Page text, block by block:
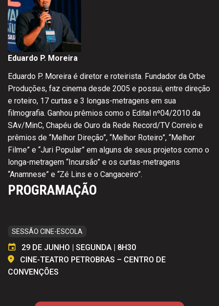
Eduardo P. Moreira
Eduardo P. Moreira é diretor e roteirista. Fundador da Orbe
Produções, faz cinema desde 2005 e possui, entre direção
e roteiro, 17 curtas e 3 longas-metragens em sua
filmografia. Ganhou prêmios como o Edital nº04/2010 da
SAv/MinC, Chapéu de Ouro da Rede Record/TV Correio e
prêmios de “Melhor Direção”, “Melhor Roteiro”, “Melhor
Filme” e “Juri Popular” em alguns de seus projetos como o
longa-metragem “Incursão” e os curtas-metragens
“Anamnese” e “Zé Lins e o Cangaceiro”.
PROGRAMAÇÃO
SESSÃO CINE-ESCOLA
29 DE JUNHO | SEGUNDA | 8H30
CINE-TEATRO PETROBRAS – CENTRO DE
CONVENÇÕES